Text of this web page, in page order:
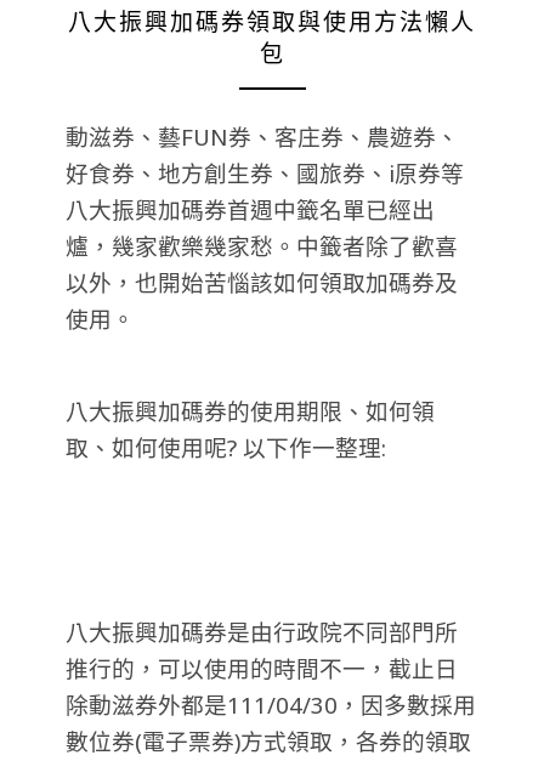
八大振興加碼券領取與使用方法懶人
包
動滋券、藝FUN券、客庄券、農遊券、
好食券、地方創生券、國旅券、i原券等
八大振興加碼券首週中籤名單已經出
爐，幾家歡樂幾家愁。中籤者除了歡喜
以外，也開始苦惱該如何領取加碼券及
使用。
八大振興加碼券的使用期限、如何領
取、如何使用呢? 以下作一整理:
八大振興加碼券是由行政院不同部門所
推行的，可以使用的時間不一，截止日
除動滋券外都是111/04/30，因多數採用
數位券(電子票券)方式領取，各券的領取